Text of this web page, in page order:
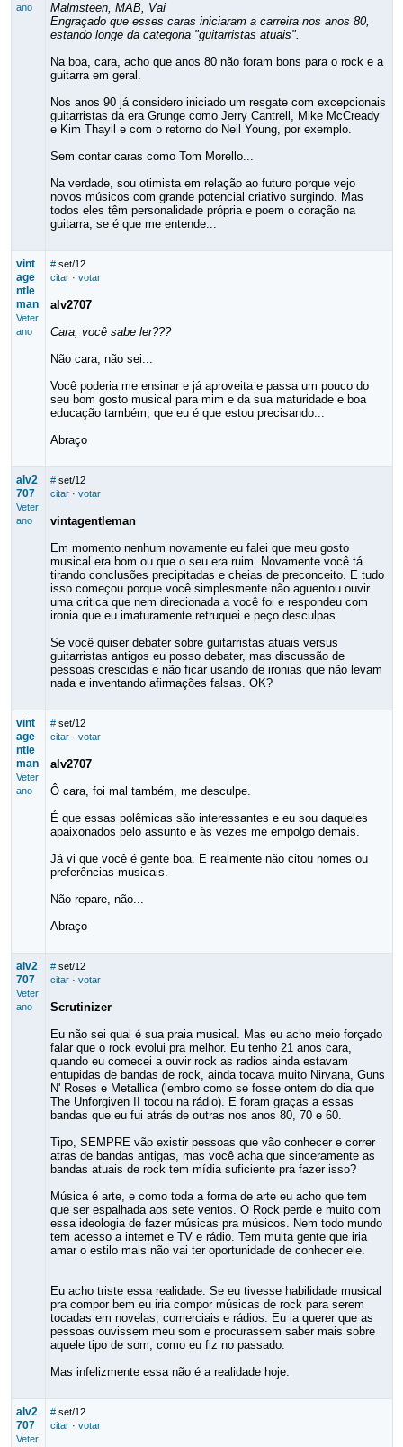
ano
Malmsteen, MAB, Vai
Engraçado que esses caras iniciaram a carreira nos anos 80,
estando longe da categoria "guitarristas atuais".
Na boa, cara, acho que anos 80 não foram bons para o rock e a
guitarra em geral.
Nos anos 90 já considero iniciado um resgate com excepcionais
guitarristas da era Grunge como Jerry Cantrell, Mike McCready
e Kim Thayil e com o retorno do Neil Young, por exemplo.
Sem contar caras como Tom Morello...
Na verdade, sou otimista em relação ao futuro porque vejo
novos músicos com grande potencial criativo surgindo. Mas
todos eles têm personalidade própria e poem o coração na
guitarra, se é que me entende...
vint
age
ntle
man
Veter
ano
# set/12
citar· votar
alv2707
Cara, você sabe ler???
Não cara, não sei...
Você poderia me ensinar e já aproveita e passa um pouco do
seu bom gosto musical para mim e da sua maturidade e boa
educação também, que eu é que estou precisando...
Abraço
alv2
707
Veter
ano
# set/12
citar· votar
vintagentleman
Em momento nenhum novamente eu falei que meu gosto
musical era bom ou que o seu era ruim. Novamente você tá
tirando conclusões precipitadas e cheias de preconceito. E tudo
isso começou porque você simplesmente não aguentou ouvir
uma critica que nem direcionada a você foi e respondeu com
ironia que eu imaturamente retruquei e peço desculpas.
Se você quiser debater sobre guitarristas atuais versus
guitarristas antigos eu posso debater, mas discussão de
pessoas crescidas e não ficar usando de ironias que não levam
nada e inventando afirmações falsas. OK?
vint
age
ntle
man
Veter
ano
# set/12
citar· votar
alv2707
Ô cara, foi mal também, me desculpe.
É que essas polêmicas são interessantes e eu sou daqueles
apaixonados pelo assunto e às vezes me empolgo demais.
Já vi que você é gente boa. E realmente não citou nomes ou
preferências musicais.
Não repare, não...
Abraço
alv2
707
Veter
ano
# set/12
citar· votar
Scrutinizer
Eu não sei qual é sua praia musical. Mas eu acho meio forçado
falar que o rock evolui pra melhor. Eu tenho 21 anos cara,
quando eu comecei a ouvir rock as radios ainda estavam
entupidas de bandas de rock, ainda tocava muito Nirvana, Guns
N' Roses e Metallica (lembro como se fosse ontem do dia que
The Unforgiven II tocou na rádio). E foram graças a essas
bandas que eu fui atrás de outras nos anos 80, 70 e 60.
Tipo, SEMPRE vão existir pessoas que vão conhecer e correr
atras de bandas antigas, mas você acha que sinceramente as
bandas atuais de rock tem mídia suficiente pra fazer isso?
Música é arte, e como toda a forma de arte eu acho que tem
que ser espalhada aos sete ventos. O Rock perde e muito com
essa ideologia de fazer músicas pra músicos. Nem todo mundo
tem acesso a internet e TV e rádio. Tem muita gente que iria
amar o estilo mais não vai ter oportunidade de conhecer ele.
Eu acho triste essa realidade. Se eu tivesse habilidade musical
pra compor bem eu iria compor músicas de rock para serem
tocadas em novelas, comerciais e rádios. Eu ia querer que as
pessoas ouvissem meu som e procurassem saber mais sobre
aquele tipo de som, como eu fiz no passado.
Mas infelizmente essa não é a realidade hoje.
alv2
707
Veter
# set/12
citar· votar